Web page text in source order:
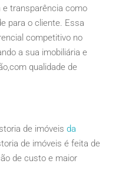
e transparência como
para o cliente. Essa
competitivo no
a sua imobiliária e
qualidade de
de imóveis da
de imóveis é feita de
de custo e maior